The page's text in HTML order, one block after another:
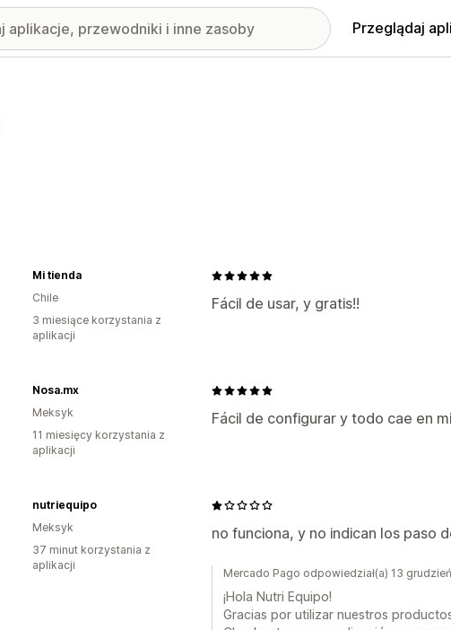
Przeglądaj
Fácil de usar, y gratis!!
Mi tienda
Chile
3 miesiące korzystania z
aplikacji
Fácil de configurar y todo cae en
Nosa.mx
Meksyk
11 miesięcy korzystania z
aplikacji
no funciona, y no indican los paso
nutriequipo
Meksyk
37 minut korzystania z
aplikacji
Mercado Pago odpowiedział(a) 13
¡Hola Nutri Equipo!
Gracias por utilizar nuestros